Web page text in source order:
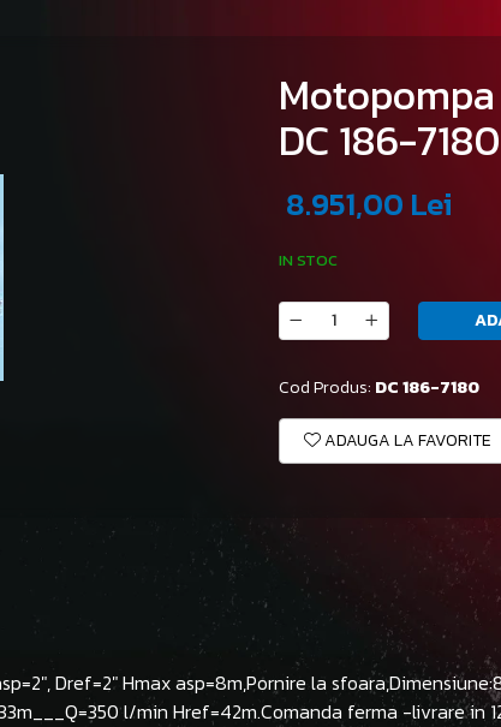
DC 186-7180
8.951,00 Lei
IN STOC
Cod Produs: DC 186-7180
ADAUGA LA FAVORITE
Dref=2" Hmax asp=8m,Pornire la
l/min Href=42m.Comanda ferma -livrare in